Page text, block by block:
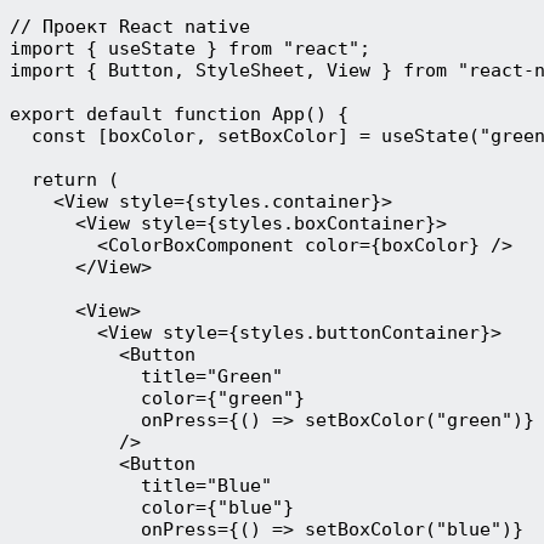
// Проект React native
import { useState } from "react";
import { Button, StyleSheet, View } from "react-
export default function App() {
const [boxColor, setBoxColor] =
  return (
    <View style={styles.container}>
      <View style={styles.boxContainer}>
        <ColorBoxComponent color={boxColor} />
      </View>
      <View>
        <View style={styles.buttonContainer}>
          <Button
            title="Green"
            color={"green"}
            onPress={() => setBoxColor("green")}
          />
          <Button
            title="Blue"
            color={"blue"}
            onPress={() => setBoxColor("blue")}